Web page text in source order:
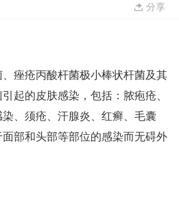
分享
痤疮丙酸杆菌极小棒状杆菌及其
起的皮肤感染，包括：脓疱疮、
、须疮、汗腺炎、红癣、毛囊
部和头部等部位的感染而无碍外